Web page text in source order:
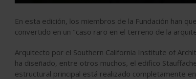
En esta edición, los miembros de la Fundación han
convertido en un "caso raro en el terreno de la
Arquitecto por el Southern California Institute of
ha diseñado, entre otros muchos, el edifico
estructural principal está realizado completamente